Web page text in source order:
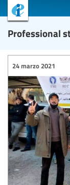
Professional
24 marzo 2021